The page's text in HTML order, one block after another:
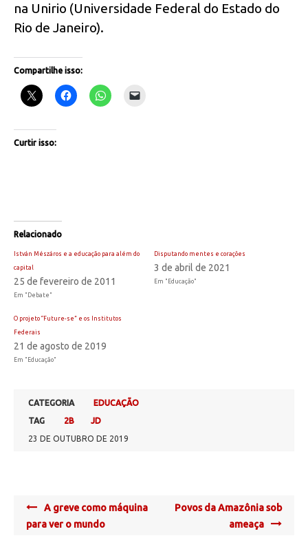
na Unirio (Universidade Federal do Estado do
Rio de Janeiro).
Compartilhe isso:
Curtir isso:
Relacionado
István Mészáros e a educação para além do
capital
25 de fevereiro de 2011
Em "Debate"
Disputando mentes e corações
3 de abril de 2021
Em "Educação"
O projeto “Future-se” e os Institutos
Federais
21 de agosto de 2019
Em "Educação"
CATEGORIA
EDUCAÇÃO
TAG
2B
JD
23 DE OUTUBRO DE 2019
Post
navigation
A greve como máquina
para ver o mundo
Povos da Amazônia sob
ameaça